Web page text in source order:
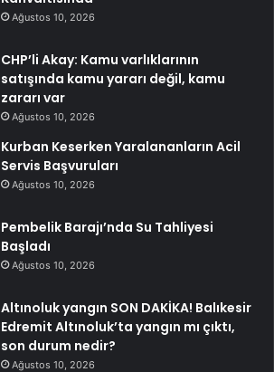
Ağustos 10, 2026
CHP’li Akay: Kamu varlıklarının
satışında kamu yararı değil, kamu
zararı var
Ağustos 10, 2026
Kurban Keserken Yaralananların Acil
Servis Başvuruları
Ağustos 10, 2026
Pembelik Barajı’nda Su Tahliyesi
Başladı
Ağustos 10, 2026
Altınoluk yangın SON DAKİKA! Balıkesir
Edremit Altınoluk’ta yangın mı çıktı,
son durum nedir?
Ağustos 10, 2026